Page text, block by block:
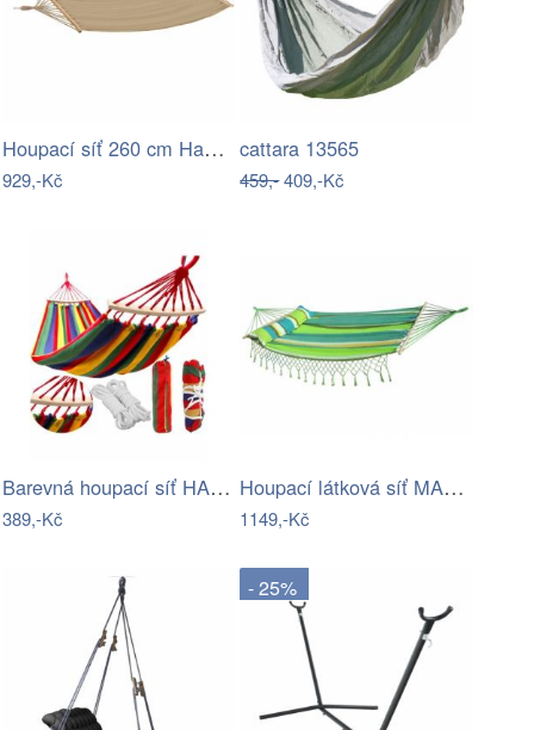
Houpací síť 260 cm Hawaii – Garden…
929,-Kč
cattara 13565
459,-409,-Kč
Barevná houpací síť HAMAK pro 2 osoby…
389,-Kč
Houpací látková síť MAXI pro 2 osoby,…
1149,-Kč
- 25%